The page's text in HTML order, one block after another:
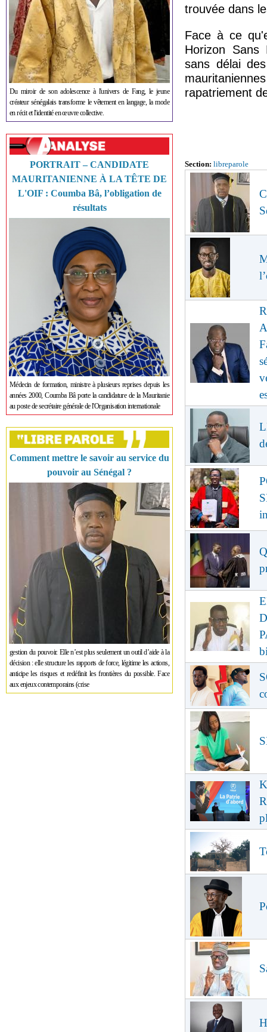
Du miroir de son adolescence à l'univers de Fang, le jeune
créateur sénégalais transforme le vêtement en langage, la mode
en récit et l'identité en œuvre collective.
PORTRAIT – CANDIDATE
MAURITANIENNE À LA TÊTE DE
L'OIF : Coumba Bâ, l’obligation de
résultats
Médecin de formation, ministre à plusieurs reprises depuis les
années 2000, Coumba Bâ porte la candidature de la Mauritanie
au poste de secrétaire générale de l'Organisation internationale
Comment mettre le savoir au service du
pouvoir au Sénégal ?
gestion du pouvoir. Elle n’est plus seulement un outil d’aide à la
décision : elle structure les rapports de force, légitime les actions,
anticipe les risques et redéfinit les frontières du possible. Face
aux enjeux contemporains (crise
trouvée dans
Face à ce
Horizon Sans
sans délai
rapatriement
Section: libreparole